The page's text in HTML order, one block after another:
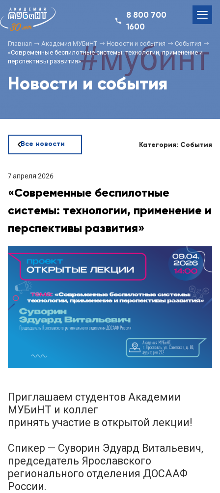
8 800 700
1600
Главная Академия МУБиНТ Новости и события
События
«Современные беспилотные системы: технологии, применение и
перспективы развития»
Новости и события
Все новости Категория: События
7 апреля 2026
«Современные беспилотные
системы: технологии, применение и
перспективы развития»
Приглашаем студентов Академии
МУБиНТ и коллег
принять участие в открытой лекции!
Спикер — Суворин Эдуард Витальевич,
председатель Ярославского
регионального отделения ДОСААФ
России.